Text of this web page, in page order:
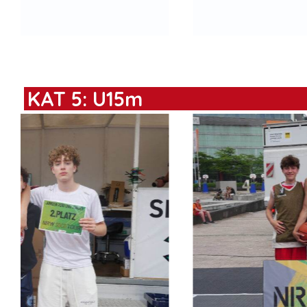
KAT 5: U15m